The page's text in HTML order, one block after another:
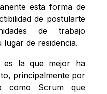
esta forma de
de postularte
de trabajo
lugar de residencia.
es la que mejor ha
principalmente por
como Scrum que